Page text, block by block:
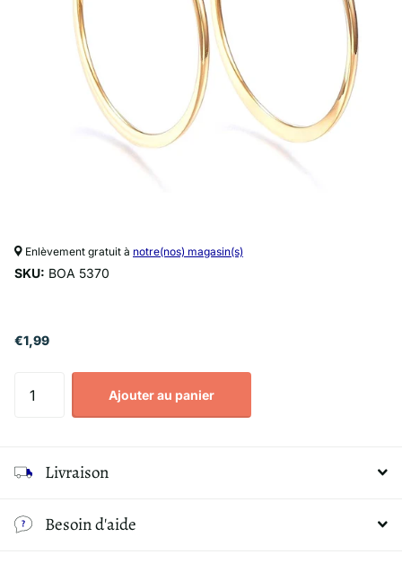
Enlèvement gratuit à notre(nos) magasin(s)
SKU: BOA 5370
€1,99
Ajouter au panier
Livraison
Besoin d'aide